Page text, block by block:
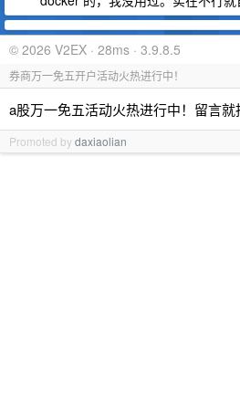
© 2026 V2EX · 28ms · 3.9.8.5
券商万一免五开户活动火热进行中！
a股万一免五活动火热进行中！留言就
Promoted bydaxiaolian